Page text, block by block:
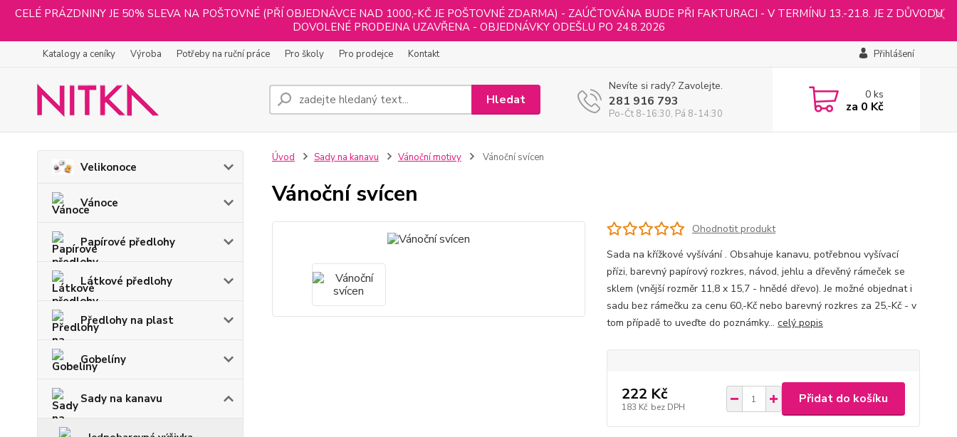
CELÉ PRÁZDNINY JE 50% SLEVA NA POŠTOVNÉ (PŘÍ OBJEDNÁVCE NAD 1000,-KČ JE POŠTOVNÉ ZDARMA) - ZAÚČTOVÁNA BUDE PŘI FAKTURACI - V TERMÍNU 13.-21.8. JE Z DŮVODU
DOVOLENÉ PRODEJNA UZAVŘENA - OBJEDNÁVKY ODEŠLU PO 24.8.2026
Katalogy a ceníky Výroba Potřeby na ruční práce Pro školy Pro prodejce Kontakt Přihlášení
Hledat
Nevíte si rady? Zavolejte.
281 916 793
Po-Čt 8-16:30, Pá 8-14:30
0ks
za 0 Kč
Velikonoce
Vánoce
Papírové předlohy
Látkové předlohy
Předlohy na plast
Gobelíny
Sady na kanavu
Úvod Sady na kanavu Vánoční motivy Vánoční svícen
Vánoční svícen
Ohodnotit produkt
Sada na křížkové vyšívání . Obsahuje kanavu, potřebnou vyšívací
přízi, barevný papírový rozkres, návod, jehlu a dřevěný rámeček se
sklem (vnější rozměr 11,8 x 15,7 - hnědé dřevo). Je možné objednat i
sadu bez rámečku za cenu 60,-Kč nebo barevný rozkres za 25,-Kč - v
tom případě to uveďte do poznámky... celý popis
222 Kč
183 Kč bez DPH
Přidat do košíku